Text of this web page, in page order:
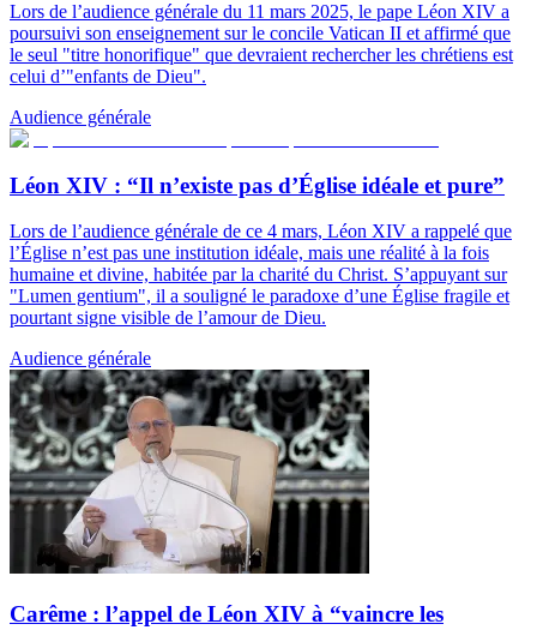
Lors de l’audience générale du 11 mars 2025, le pape Léon XIV a
poursuivi son enseignement sur le concile Vatican II et affirmé que
le seul "titre honorifique" que devraient rechercher les chrétiens est
celui d’"enfants de Dieu".
Audience générale
Léon XIV : “Il n’existe pas d’Église idéale et pure”
Lors de l’audience générale de ce 4 mars, Léon XIV a rappelé que
l’Église n’est pas une institution idéale, mais une réalité à la fois
humaine et divine, habitée par la charité du Christ. S’appuyant sur
"Lumen gentium", il a souligné le paradoxe d’une Église fragile et
pourtant signe visible de l’amour de Dieu.
Audience générale
Carême : l’appel de Léon XIV à “vaincre les